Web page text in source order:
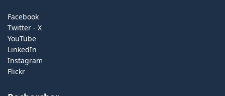
Facebook
Twitter - X
YouTube
LinkedIn
Instagram
Flickr